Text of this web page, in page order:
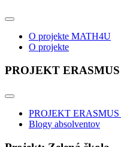
O projekte MATH4U
O projekte
PROJEKT
PROJEKT
Blogy absolventov